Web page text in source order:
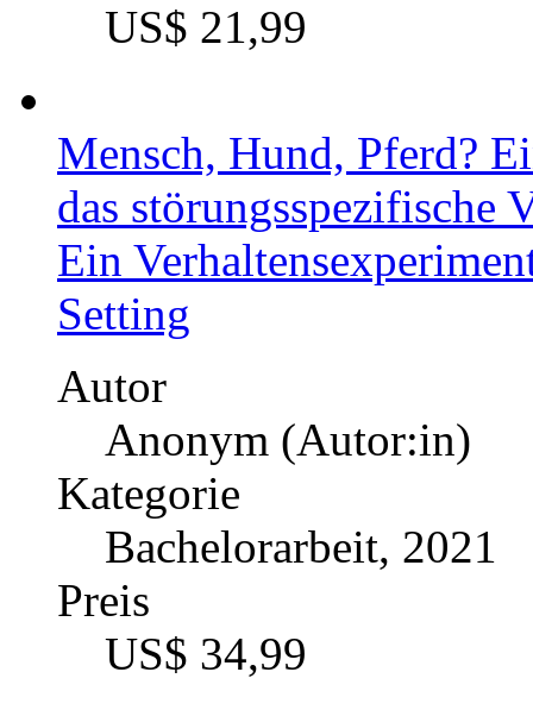
Katharina Hauff
Kategorie
Seminararbeit, 2022
Preis
US$ 21,99
Mensch, Hund, Pferd?
das
Ein